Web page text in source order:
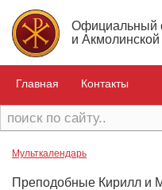
Официальный
и
Главная Контакты
Мульткалендарь
Преподобные Кирилл и